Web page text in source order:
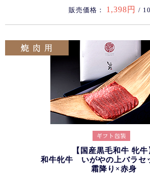
販売価格： 1,398円 /
【国産黒毛和牛 牝牛
和牛牝牛 いがやの上バラセ
霜降り×赤身